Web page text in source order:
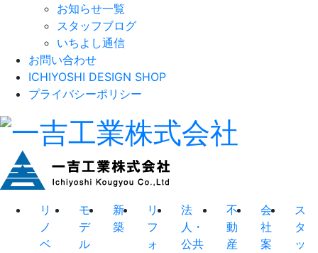
お知らせ一覧
スタッフブログ
いちよし通信
お問い合わせ
ICHIYOSHI DESIGN SHOP
プライバシーポリシー
リ
ノ
ベ
モ
デ
ル
新
築
リ
フ
ォ
法
人・
公共
不
動
産
会
社
案
ス
タ
ッ